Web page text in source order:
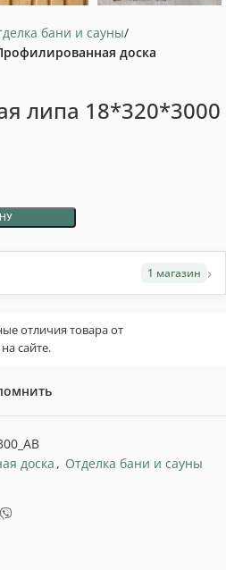
бани и сауны
доска
липа 18*320*3000
1 магазин ›
отличия товара от
сайте.
доска , Отделка бани и сауны